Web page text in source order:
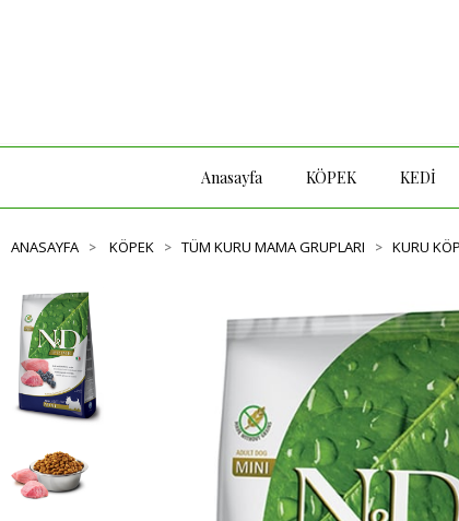
Anasayfa KÖPEK KEDİ
ANASAYFA KÖPEK TÜM KURU MAMA GRUPLARI KURU